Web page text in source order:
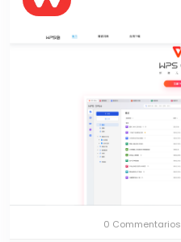
0 Commentarios